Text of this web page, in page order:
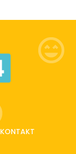
KONTAKT